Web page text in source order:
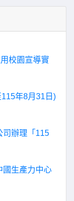
校園宣導實
年8月31日)
司辦理「115
國生產力中心